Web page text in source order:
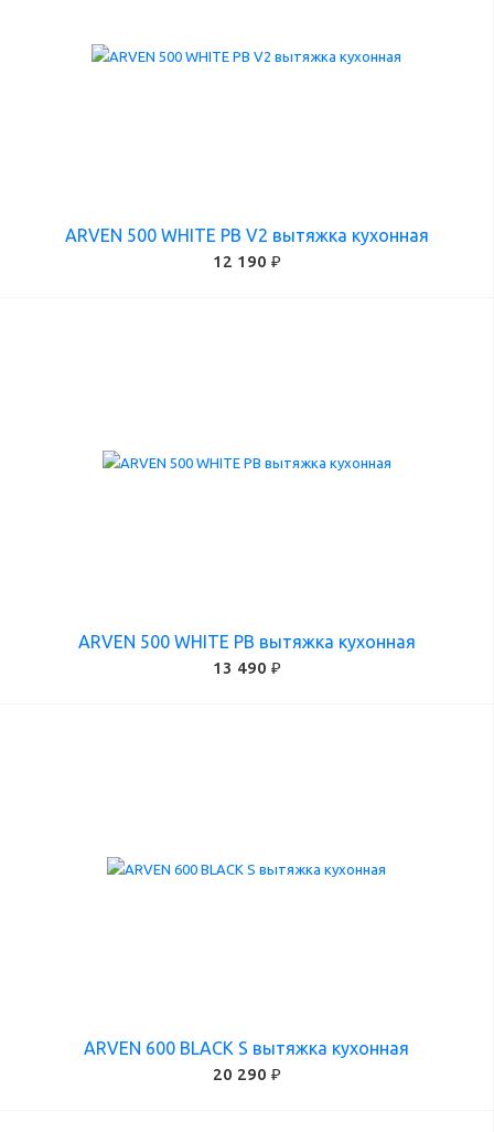
ARVEN 500 WHITE PB V2 вытяжка кухонная
12 190 ₽
ARVEN 500 WHITE PB вытяжка кухонная
13 490 ₽
ARVEN 600 BLACK S вытяжка кухонная
20 290 ₽